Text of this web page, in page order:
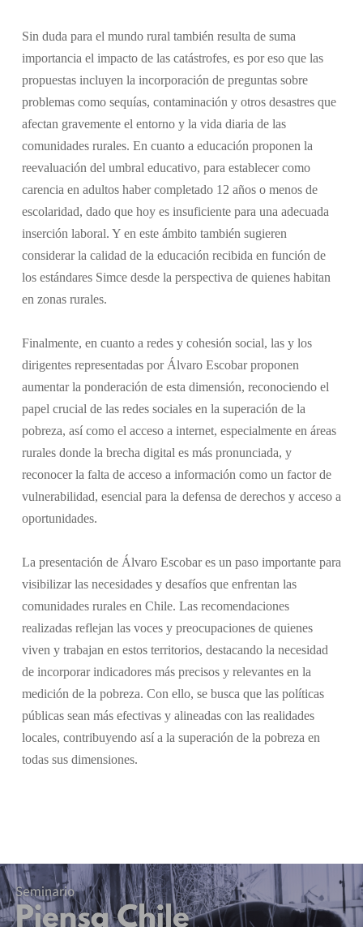
Sin duda para el mundo rural también resulta de suma
importancia el impacto de las catástrofes, es por eso que las
propuestas incluyen la incorporación de preguntas sobre
problemas como sequías, contaminación y otros desastres que
afectan gravemente el entorno y la vida diaria de las
comunidades rurales. En cuanto a educación proponen la
reevaluación del umbral educativo, para establecer como
carencia en adultos haber completado 12 años o menos de
escolaridad, dado que hoy es insuficiente para una adecuada
inserción laboral. Y en este ámbito también sugieren
considerar la calidad de la educación recibida en función de
los estándares Simce desde la perspectiva de quienes habitan
en zonas rurales.
Finalmente, en cuanto a redes y cohesión social, las y los
dirigentes representadas por Álvaro Escobar proponen
aumentar la ponderación de esta dimensión, reconociendo el
papel crucial de las redes sociales en la superación de la
pobreza, así como el acceso a internet, especialmente en áreas
rurales donde la brecha digital es más pronunciada, y
reconocer la falta de acceso a información como un factor de
vulnerabilidad, esencial para la defensa de derechos y acceso a
oportunidades.
La presentación de Álvaro Escobar es un paso importante para
visibilizar las necesidades y desafíos que enfrentan las
comunidades rurales en Chile. Las recomendaciones
realizadas reflejan las voces y preocupaciones de quienes
viven y trabajan en estos territorios, destacando la necesidad
de incorporar indicadores más precisos y relevantes en la
medición de la pobreza. Con ello, se busca que las políticas
públicas sean más efectivas y alineadas con las realidades
locales, contribuyendo así a la superación de la pobreza en
todas sus dimensiones.